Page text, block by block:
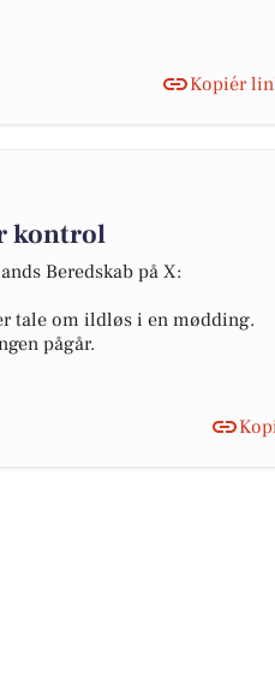
Kopiér
kontrol
Beredskab på X:
tale om ildløs i en mødding.
pågår.